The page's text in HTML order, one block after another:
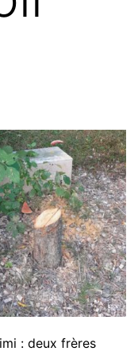
: deux frères